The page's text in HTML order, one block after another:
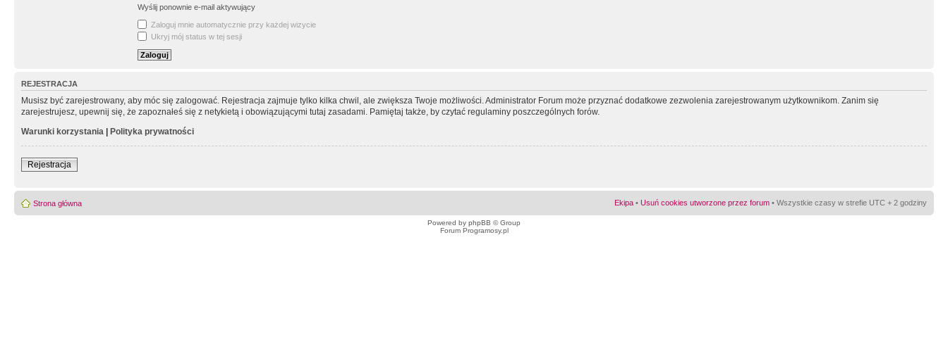
Wyślij ponownie e-mail aktywujący
Zaloguj mnie automatycznie przy każdej wizycie
Ukryj mój status w tej sesji
REJESTRACJA
Musisz być zarejestrowany, aby móc się zalogować. Rejestracja zajmuje tylko kilka chwil, ale zwiększa Twoje możliwości. Administrator Forum może przyznać dodatkowe zezwolenia zarejestrowanym użytkownikom. Zanim się
zarejestrujesz, upewnij się, że zapoznałeś się z netykietą i obowiązującymi tutaj zasadami. Pamiętaj także, by czytać regulaminy poszczególnych forów.
Warunki korzystania | Polityka prywatności
Rejestracja
Strona główna Ekipa • Usuń cookies utworzone przez forum • Wszystkie czasy w strefie UTC + 2 godziny
Powered by phpBB © Group
Forum Programosy.pl